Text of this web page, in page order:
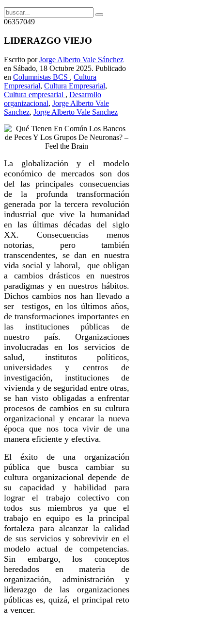
06357049
LIDERAZGO VIEJO
Escrito porJorge Alberto Vale Sánchez
en Sábado, 18 Octubre 2025. Publicado
en Columnistas BCS , Cultura
Empresarial, Cultura Empresarial,
Cultura empresarial , Desarrollo
organizacional, Jorge Alberto Vale
Sanchez, Jorge Alberto Vale Sanchez
La globalización y el modelo
económico de mercados son dos
del las principales consecuencias
de la profunda transformación
generada por la tercera revolución
industrial que vive la humanidad
en las últimas décadas del siglo
XX. Consecuencias menos
notorias, pero también
transcendentes, se dan en nuestra
vida social y laboral, que obligan
a cambios drásticos en nuestros
paradigmas y en nuestros hábitos.
Dichos cambios nos han llevado a
ser testigos, en los últimos años,
de transformaciones importantes en
las instituciones públicas de
nuestro país. Organizaciones
involucradas en los servicios de
salud, institutos políticos,
universidades y centros de
investigación, instituciones de
vivienda y de seguridad entre otras,
se han visto obligadas a enfrentar
procesos de cambios en su cultura
organizacional y encarar la nueva
época que nos toca vivir de una
manera eficiente y efectiva.
El éxito de una organización
pública que busca cambiar su
cultura organizacional depende de
su capacidad y habilidad para
lograr el trabajo colectivo con
todos sus miembros ya que el
trabajo en equipo es la principal
fortaleza para alcanzar la calidad
de sus servicios y sobrevivir en el
modelo actual de competencias.
Sin embargo, los conceptos
heredados en materia de
organización, administración y
liderazgo de las organizaciones
públicas es, quizá, el principal reto
a vencer.